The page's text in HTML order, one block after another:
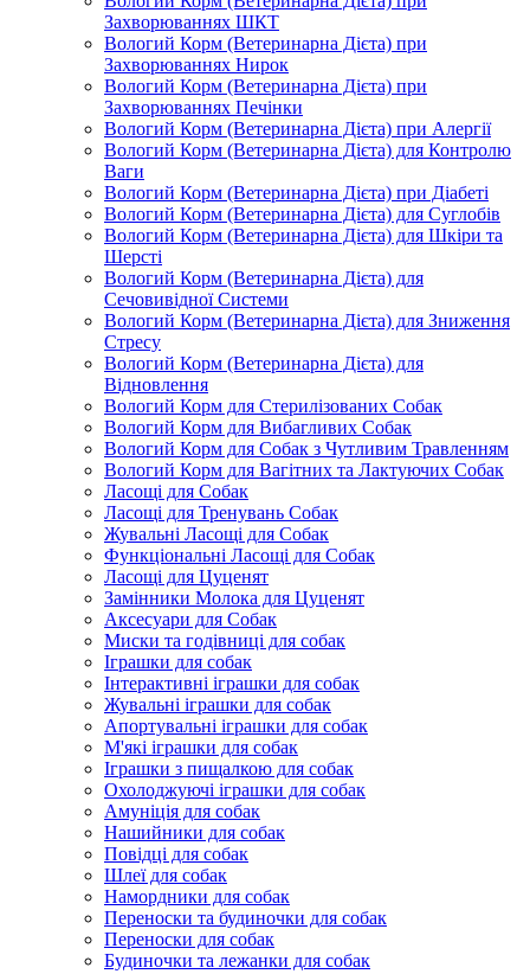
Захворюваннях ШКТ
Вологий Корм (Ветеринарна Дієта) при
Захворюваннях Нирок
Вологий Корм (Ветеринарна Дієта) при
Захворюваннях Печінки
Вологий Корм (Ветеринарна Дієта) при Алергії
Вологий Корм (Ветеринарна Дієта) для Контролю
Ваги
Вологий Корм (Ветеринарна Дієта) при Діабеті
Вологий Корм (Ветеринарна Дієта) для Суглобів
Вологий Корм (Ветеринарна Дієта) для Шкіри та
Шерсті
Вологий Корм (Ветеринарна Дієта) для
Сечовивідної Системи
Вологий Корм (Ветеринарна Дієта) для Зниження
Стресу
Вологий Корм (Ветеринарна Дієта) для
Відновлення
Вологий Корм для Стерилізованих Собак
Вологий Корм для Вибагливих Собак
Вологий Корм для Собак з Чутливим Травленням
Вологий Корм для Вагітних та Лактуючих Собак
Ласощі для Собак
Ласощі для Тренувань Собак
Жувальні Ласощі для Собак
Функціональні Ласощі для Собак
Ласощі для Цуценят
Замінники Молока для Цуценят
Аксесуари для Собак
Миски та годівниці для собак
Іграшки для собак
Інтерактивні іграшки для собак
Жувальні іграшки для собак
Апортувальні іграшки для собак
М'які іграшки для собак
Іграшки з пищалкою для собак
Охолоджуючі іграшки для собак
Амуніція для собак
Нашийники для собак
Повідці для собак
Шлеї для собак
Намордники для собак
Переноски та будиночки для собак
Переноски для собак
Будиночки та лежанки для собак